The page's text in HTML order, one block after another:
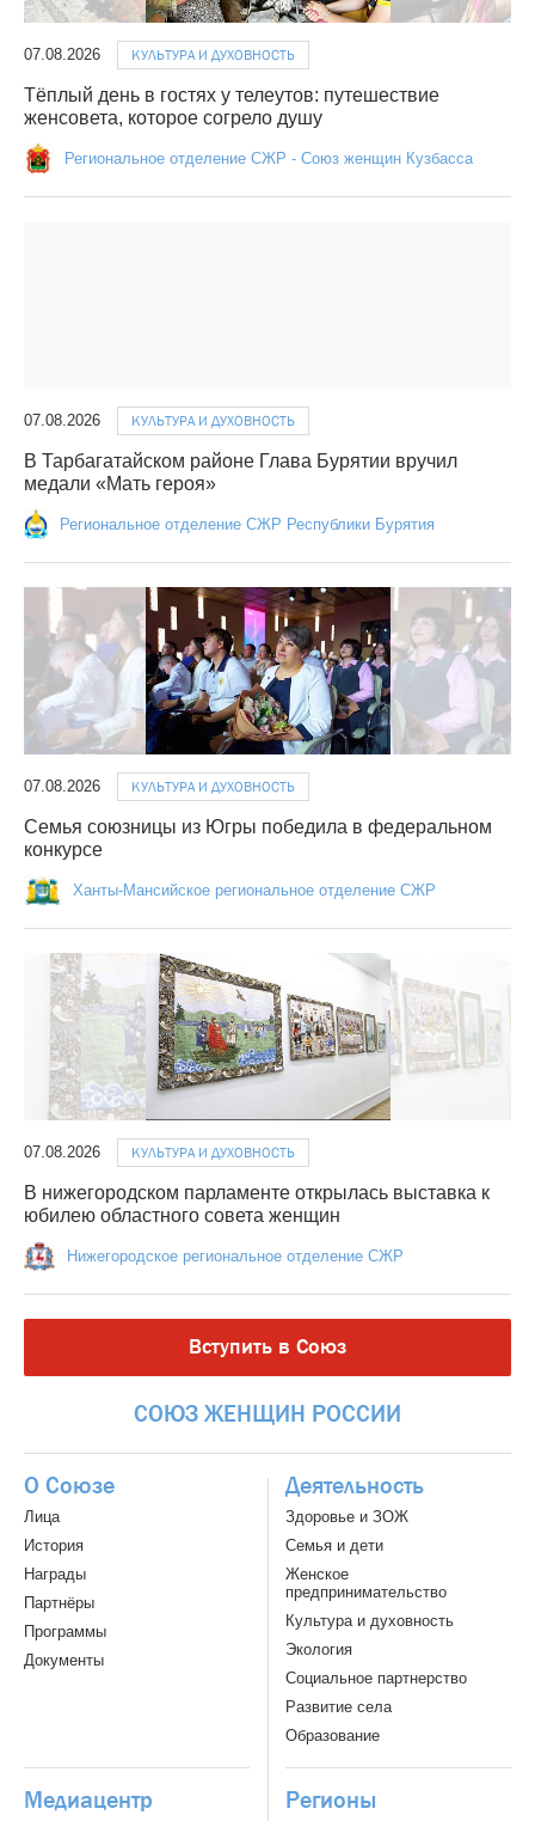
07.08.2026 КУЛЬТУРА И ДУХОВНОСТЬ
Тёплый день в гостях у телеутов: путешествие
женсовета, которое согрело душу
Региональное отделение СЖР - Союз женщин Кузбасса
07.08.2026 КУЛЬТУРА И ДУХОВНОСТЬ
В Тарбагатайском районе Глава Бурятии вручил
медали «Мать героя»
Региональное отделение СЖР Республики Бурятия
07.08.2026 КУЛЬТУРА И ДУХОВНОСТЬ
Семья союзницы из Югры победила в федеральном
конкурсе
Ханты-Мансийское региональное отделение СЖР
07.08.2026 КУЛЬТУРА И ДУХОВНОСТЬ
В нижегородском парламенте открылась выставка к
юбилею областного совета женщин
Нижегородское региональное отделение СЖР
Вступить в Союз
СОЮЗ ЖЕНЩИН РОССИИ
О Союзе
Лица
История
Награды
Партнёры
Программы
Документы
Деятельность
Здоровье и ЗОЖ
Семья и дети
Женское
предпринимательство
Культура и духовность
Экология
Социальное партнерство
Развитие села
Образование
Медиацентр Регионы